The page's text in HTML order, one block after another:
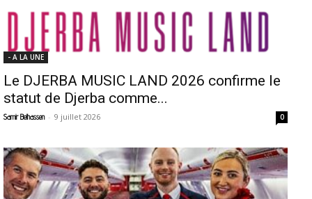
- A LA UNE
Le DJERBA MUSIC LAND 2026 confirme le
statut de Djerba comme...
Samir Belhassen - 9 juillet 2026 0